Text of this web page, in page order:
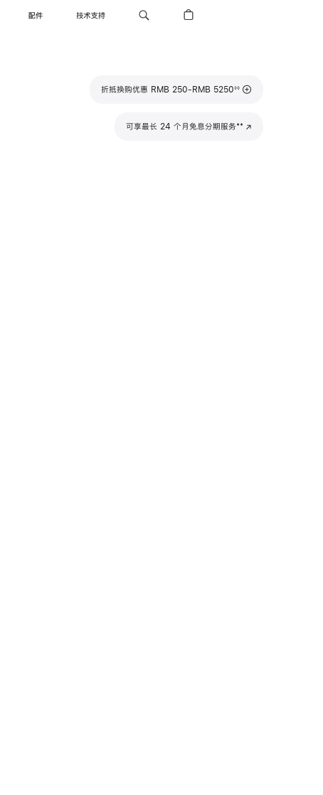
配件 技术支持
折抵换购优惠 RMB 250-RMB 5250注
◊◊
可享最长 24 个月免息分期服务脚
**
(在